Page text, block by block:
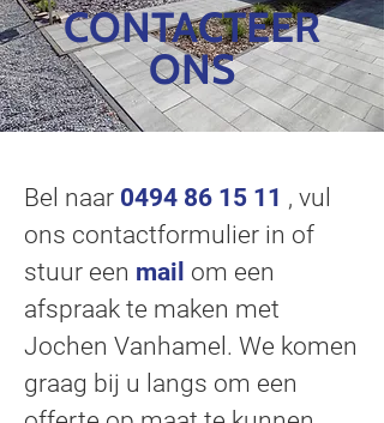
CONTACTEER
ONS
Bel naar 0494 86 15 11 , vul
ons contactformulier in of
stuur een mail om een
afspraak te maken met
Jochen Vanhamel. We komen
graag bij u langs om een